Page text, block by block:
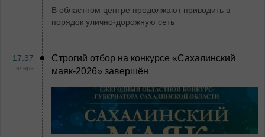
В областном центре продолжают приводить в
порядок улично-дорожную сеть
17:37
вчера
Строгий отбор на конкурсе «Сахалинский
маяк‑2026» завершён